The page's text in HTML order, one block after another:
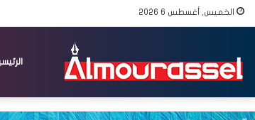
الخميس, أغسطس 6 2026